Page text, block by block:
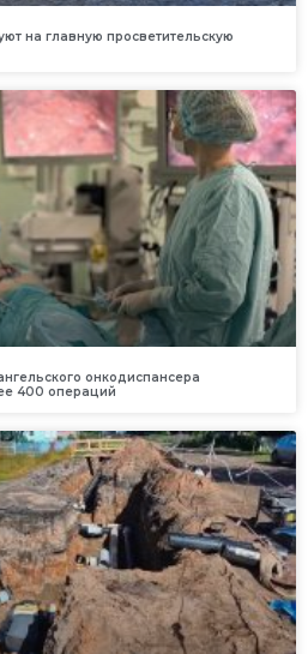
на главную просветительскую
онкодиспансера
400 операций